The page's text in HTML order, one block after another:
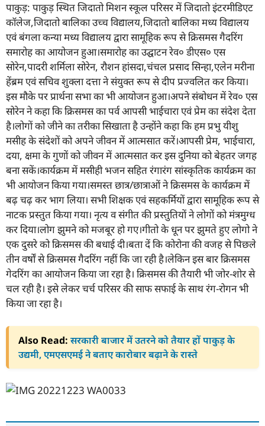
पाकुड़: पाकुड़ स्थित जिदातो मिशन स्कूल परिसर में जिदातो इंटरमीडिएट
कॉलेज,जिदातो बालिका उच्च विद्यालय,जिदातो बालिका मध्य विद्यालय
एवं बंगला कन्या मध्य विद्यालय द्वारा सामूहिक रूप से क्रिसमस गैदरिंग
समारोह का आयोजन हुआ।समारोह का उद्घाटन रेव० डीएस० एस
सोरेन,पादरी शर्मिला सोरेन, रौशन हांसदा,चंचल प्रसाद सिन्हा,एलेन मरीना
हेंब्रम एवं सचिव शुक्ला दत्ता ने संयुक्त रूप से दीप प्रज्वलित कर किया।
इस मौके पर प्रार्थना सभा का भी आयोजन हुआ।अपने संबोधन में रेव० एस
सोरेन ने कहा कि क्रिसमस का पर्व आपसी भाईचारा एवं प्रेम का संदेश देता
है।लोगों को जीने का तरीका सिखाता है उन्होंने कहा कि हम प्रभु यीशु
मसीह के संदेशों को अपने जीवन में आत्मसात करें।आपसी प्रेम, भाईचारा,
दया, क्षमा के गुणों को जीवन में आत्मसात कर इस दुनिया को बेहतर जगह
बना सकें।कार्यक्रम में मसीही भजन सहित रंगारंग सांस्कृतिक कार्यक्रम का
भी आयोजन किया गया।समस्त छात्र/छात्राओं ने क्रिसमस के कार्यक्रम में
बढ़ चढ़ कर भाग लिया। सभी शिक्षक एवं सहकर्मियों द्वारा सामूहिक रूप से
नाटक प्रस्तुत किया गया। नृत्य व संगीत की प्रस्तुतियों ने लोगों को मंत्रमुग्ध
कर दिया।लोग झुमने को मजबूर हो गए।गीतो के धून पर झुमते हुए लोगो ने
एक दुसरे को क्रिसमस की बधाई दी।बता दें कि कोरोना की वजह से पिछले
तीन वर्षों से क्रिसमस गैदरिंग नहीं कि जा रही है।लेकिन इस बार क्रिसमस
गेदरिंग का आयोजन किया जा रहा है। क्रिसमस की तैयारी भी जोर-शोर से
चल रही है। इसे लेकर चर्च परिसर की साफ सफाई के साथ रंग-रोगन भी
किया जा रहा है।
Also Read: सरकारी बाजार में उतरने को तैयार हों पाकुड़ के
उद्यमी, एमएसएमई ने बताए कारोबार बढ़ाने के रास्ते